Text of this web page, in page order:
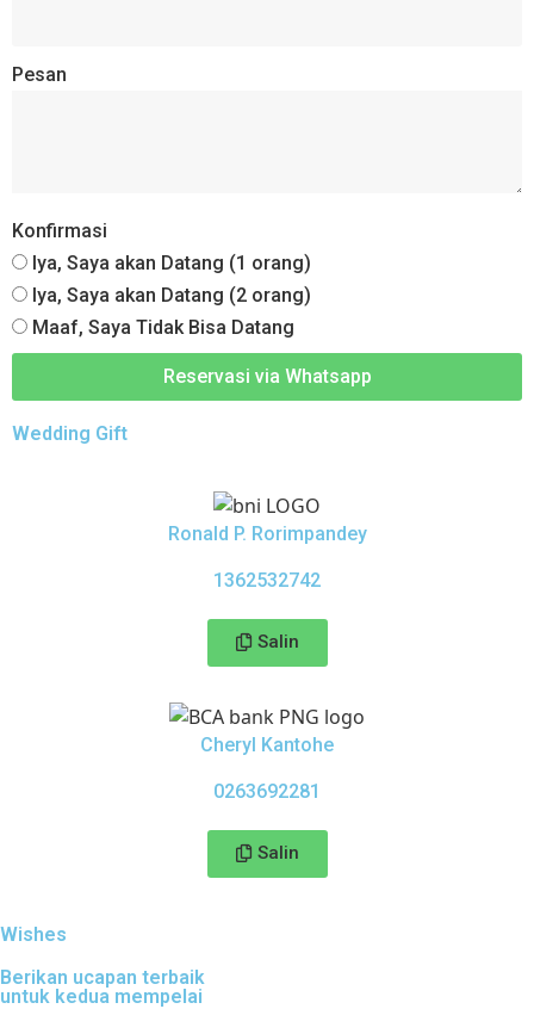
Pesan
Konfirmasi
Iya, Saya akan Datang (1 orang)
Iya, Saya akan Datang (2 orang)
Maaf, Saya Tidak Bisa Datang
Reservasi via Whatsapp
Wedding Gift
Ronald P. Rorimpandey
1362532742
Salin
Cheryl Kantohe
0263692281
Salin
Wishes
Berikan ucapan terbaik
untuk kedua mempelai